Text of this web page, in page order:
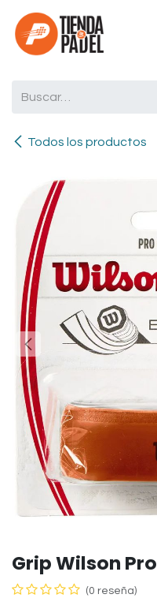
Ir al contenido
Todos los productos
Grip Wilson
(0 reseña)